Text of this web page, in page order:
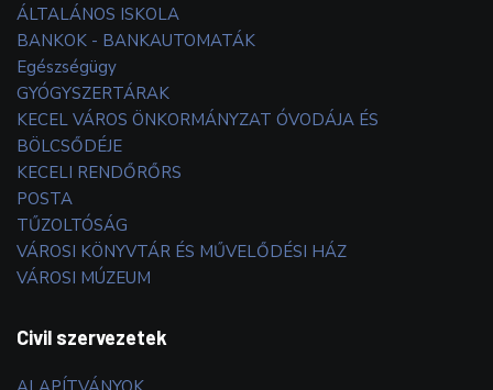
ÁLTALÁNOS ISKOLA
BANKOK - BANKAUTOMATÁK
Egészségügy
GYÓGYSZERTÁRAK
KECEL VÁROS ÖNKORMÁNYZAT ÓVODÁJA ÉS
BÖLCSŐDÉJE
KECELI RENDŐRŐRS
POSTA
TŰZOLTÓSÁG
VÁROSI KÖNYVTÁR ÉS MŰVELŐDÉSI HÁZ
VÁROSI MÚZEUM
Civil szervezetek